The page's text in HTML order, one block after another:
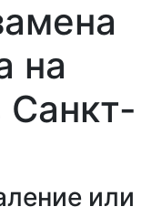
на
Санкт-
или